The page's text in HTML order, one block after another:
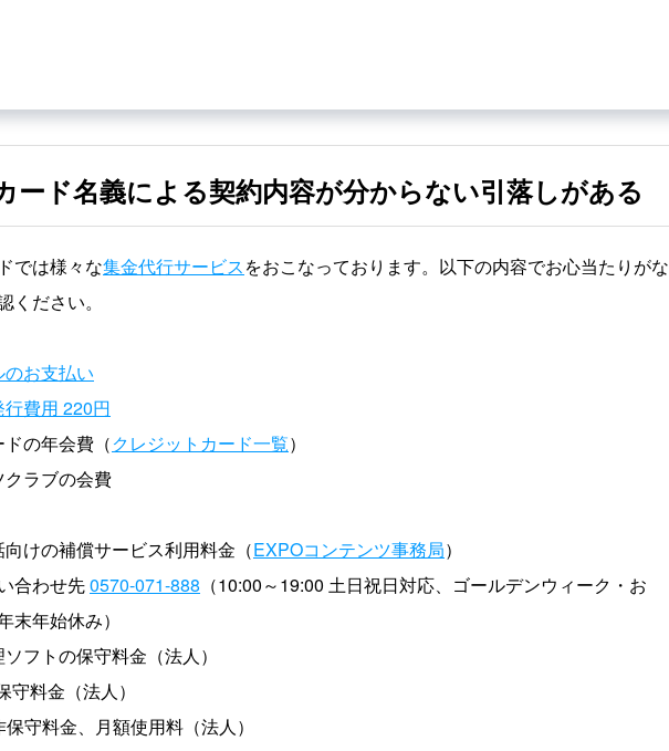
ード名義による契約内容が分からない引落しがある
では様々な集金代行サービスをおこなっております。以下の内容でお心当たりがな
ください。
お支払い
費用 220円
の年会費（クレジットカード一覧）
クラブの会費
けの補償サービス利用料金（EXPOコンテンツ事務局）
合わせ先0570-071-888 （10:00～19:00 土日祝日対応、ゴールデンウィーク・お
末年始休み）
フトの保守料金（法人）
守料金（法人）
守料金、月額使用料（法人）